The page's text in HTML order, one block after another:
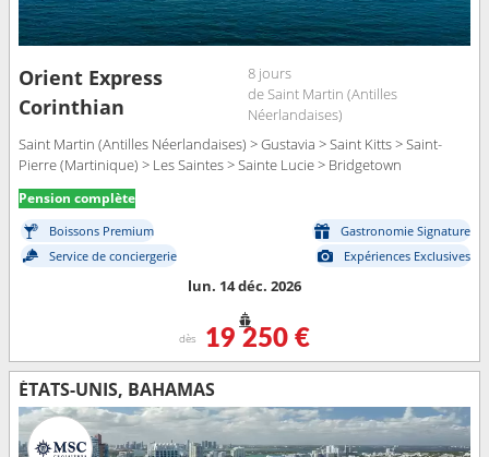
Orient Express
Corinthian
8 jours
de Saint Martin (Antilles
Néerlandaises)
Saint Martin (Antilles Néerlandaises) > Gustavia > Saint Kitts > Saint-
Pierre (Martinique) > Les Saintes > Sainte Lucie > Bridgetown
Pension complète
Boissons Premium
Gastronomie Signature
Service de conciergerie
Expériences Exclusives
lun. 14 déc. 2026
dès 19 250 €
ÉTATS-UNIS, BAHAMAS